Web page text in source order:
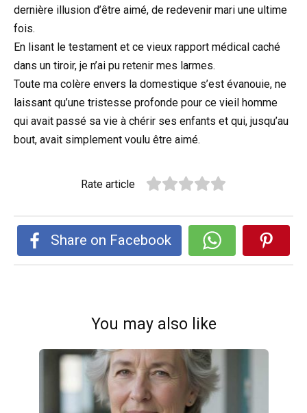
dernière illusion d’être aimé, de redevenir mari une ultime
fois.
En lisant le testament et ce vieux rapport médical caché
dans un tiroir, je n’ai pu retenir mes larmes.
Toute ma colère envers la domestique s’est évanouie, ne
laissant qu’une tristesse profonde pour ce vieil homme
qui avait passé sa vie à chérir ses enfants et qui, jusqu’au
bout, avait simplement voulu être aimé.
Rate article
Share on Facebook
You may also like